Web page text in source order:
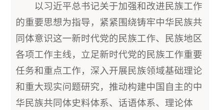
以习近平总书记关于加强和改进民族工作
的重要思想为指导，紧紧围绕铸牢中华民族共
同体意识这一新时代党的民族工作、民族地区
各项工作主线，立足新时代党的民族工作重要
任务和重点工作，深入开展民族领域基础理论
和重大现实问题研究，推动构建中国自主的中
华民族共同体史料体系、话语体系、理论体